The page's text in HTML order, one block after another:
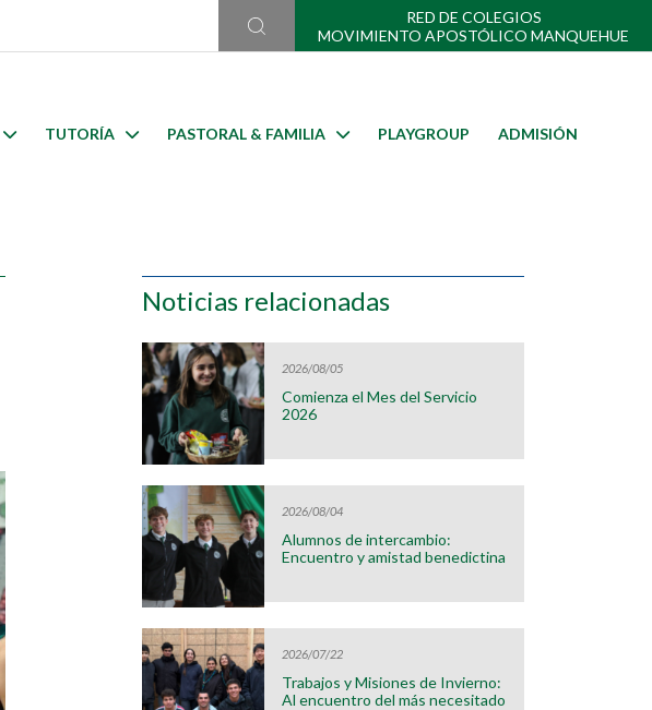
RED DE COLEGIOS
MOVIMIENTO APOSTÓLICO MANQUEHUE
TUTORÍA PASTORAL & FAMILIA PLAYGROUP ADMISIÓN
Noticias relacionadas
2026/08/05
Comienza el Mes del Servicio
2026
2026/08/04
Alumnos de intercambio:
Encuentro y amistad benedictina
2026/07/22
Trabajos y Misiones de Invierno:
Al encuentro del más necesitado